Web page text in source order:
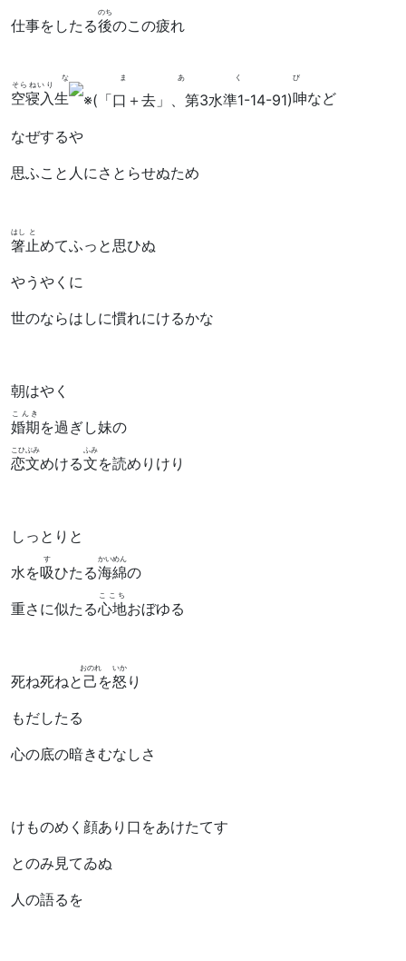
仕事をしたる後
のち
のこの疲れ
空寝入
そらねいり
生 呻
なまあくび
など
なぜするや
思ふこと人にさとらせぬため
箸
はし
止
と
めてふっと思ひぬ
やうやくに
世のならはしに慣れにけるかな
朝はやく
婚期
こんき
を過ぎし妹の
恋文
こひぶみ
めける文
ふみ
を読めりけり
しっとりと
水を吸
す
ひたる海綿
かいめん
の
重さに似たる心地
ここち
おぼゆる
死ね死ねと 己
おのれ
を怒
いか
り
もだしたる
心の底の暗きむなしさ
けものめく顔あり口をあけたてす
とのみ見てゐぬ
人の語るを